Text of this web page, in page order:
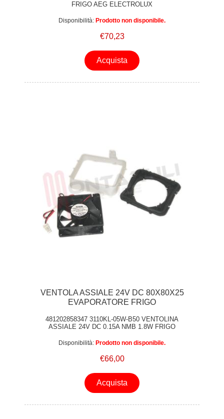
FRIGO AEG ELECTROLUX
Disponibilità: Prodotto non disponibile.
€70,23
Acquista
VENTOLA ASSIALE 24V DC 80X80X25
EVAPORATORE FRIGO
481202858347 3110KL-05W-B50 VENTOLINA
ASSIALE 24V DC 0.15A NMB 1.8W FRIGO
Disponibilità: Prodotto non disponibile.
€66,00
Acquista